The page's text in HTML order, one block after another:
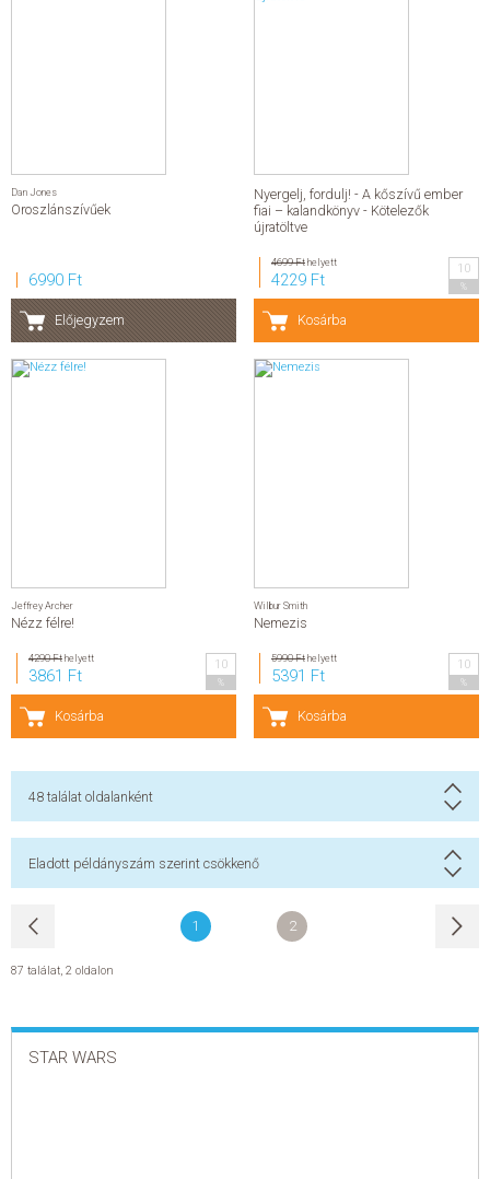
Dan Jones
Oroszlánszívűek
6990 Ft
Előjegyzem
Nyergelj, fordulj! - A kőszívű ember
fiai – kalandkönyv - Kötelezők
újratöltve
4699 Fthelyett
4229 Ft
10
Kosárba
Jeffrey Archer
Nézz félre!
4290 Fthelyett
3861 Ft
10
Kosárba
Wilbur Smith
Nemezis
5990 Fthelyett
5391 Ft
10
Kosárba
48 találat oldalanként
Eladott példányszám szerint csökkenő
1 2
87 találat, 2 oldalon
STAR WARS